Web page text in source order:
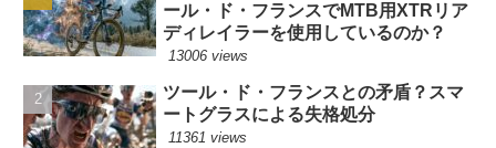
ール・ド・フランスでMTB用XTRリア
ディレイラーを使用しているのか？
13006 views
ツール・ド・フランスとの矛盾？スマ
ートグラスによる失格処分
11361 views